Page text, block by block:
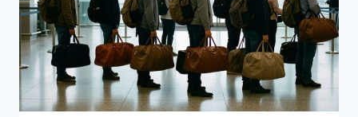
ОТ
ДЕПОРТАЦИИ